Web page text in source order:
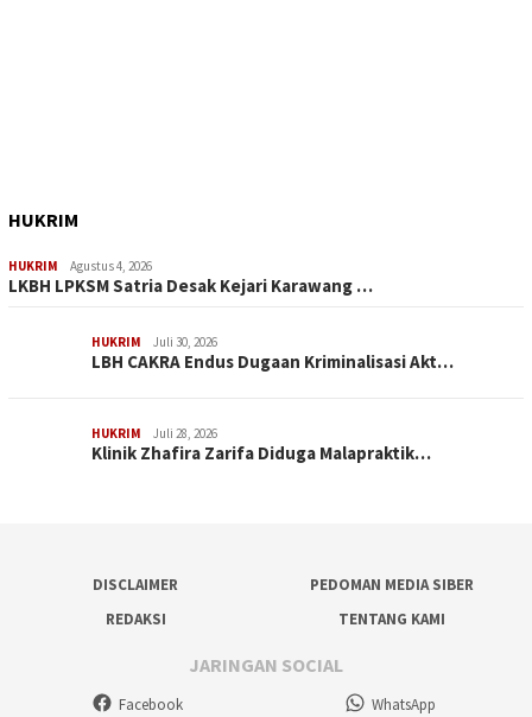
HUKRIM
HUKRIM Agustus 4, 2026
LKBH LPKSM Satria Desak Kejari Karawang …
HUKRIM Juli 30, 2026
LBH CAKRA Endus Dugaan Kriminalisasi Akt…
HUKRIM Juli 28, 2026
Klinik Zhafira Zarifa Diduga Malapraktik…
DISCLAIMER
PEDOMAN MEDIA SIBER
REDAKSI
TENTANG KAMI
JARINGAN SOCIAL
Facebook WhatsApp